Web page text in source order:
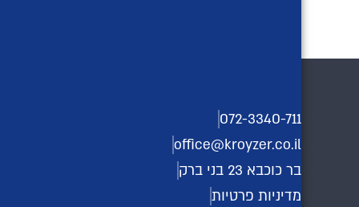
טווח ההגעה שלהם, ובסופו של דבר להגדיל
072-3340-711
office@kroyzer.co.il
בר כוכבא 23 בני ברק
מדיניות פרטיות